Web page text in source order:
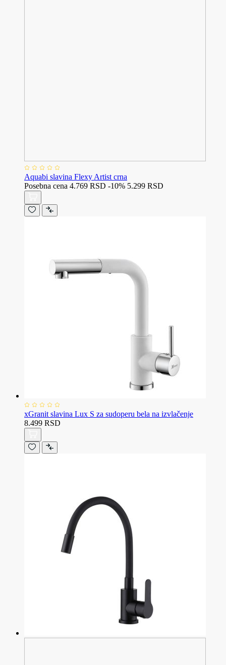
Aquabi slavina Flexy Artist crna
Posebna cena 4.769 RSD -10% 5.299 RSD
xGranit slavina Lux S za sudoperu bela na izvlačenje
8.499 RSD